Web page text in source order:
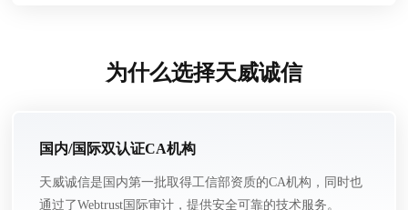
为什么选择天威诚信
国内/国际双认证CA机构
天威诚信是国内第一批取得工信部资质的CA机构，同时也
通过了Webtrust国际审计，提供安全可靠的技术服务。